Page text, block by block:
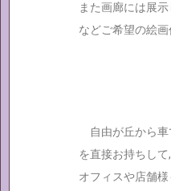
また画廊には展
などご希望の絵
自由が丘から車
を直接お持ちし
オフィスや店舗